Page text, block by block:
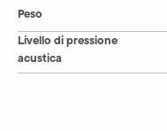
Peso
Livello di pressione
acustica